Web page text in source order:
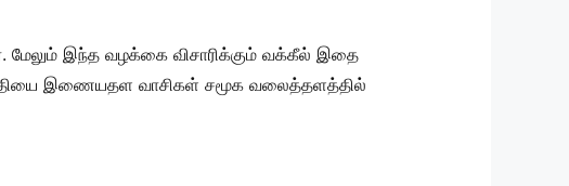
மேலும் இந்த வழக்கை விசாரிக்கும் வக்கீல் இதை
இணையதள வாசிகள் சமூக வலைத்தளத்தில்